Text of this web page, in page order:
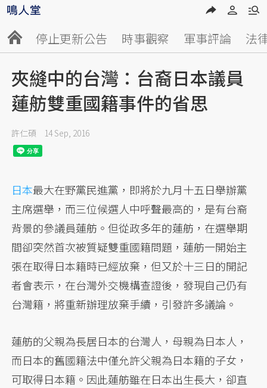
停止更新公告 時事觀察 軍事評論 法
夾縫中的台灣：台裔日本議員
蓮舫雙重國籍事件的省思
許仁碩 14 Sep, 2016
日本最大在野黨民進黨，即將於九月十五日舉辦黨
主席選舉，而三位候選人中呼聲最高的，是有台裔
背景的參議員蓮舫。但從政多年的蓮舫，在選舉期
間卻突然首次被質疑雙重國籍問題，蓮舫一開始主
張在取得日本籍時已經放棄，但又於十三日的開記
者會表示，在台灣外交機構查證後，發現自己仍有
台灣籍，將重新辦理放棄手續，引發許多議論。
蓮舫的父親為長居日本的台灣人，母親為日本人，
而日本的舊國籍法中僅允許父親為日本籍的子女，
可取得日本籍。因此蓮舫雖在日本出生長大，卻直